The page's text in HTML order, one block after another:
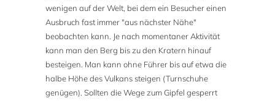
wenigen auf der Welt, bei dem ein Besucher einen
Ausbruch fast immer "aus nächster Nähe"
beobachten kann. Je nach momentaner Aktivität
kann man den Berg bis zu den Kratern hinauf
besteigen. Man kann ohne Führer bis auf etwa die
halbe Höhe des Vulkans steigen (Turnschuhe
genügen). Sollten die Wege zum Gipfel gesperrt